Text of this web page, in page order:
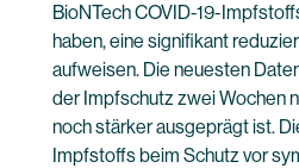
BioNTech COVID-19-
haben, eine signifikant
aufweisen. Die neuesten
der Impfschutz zwei Wochen
noch stärker ausgeprägt ist.
Impfstoffs beim Schutz vor